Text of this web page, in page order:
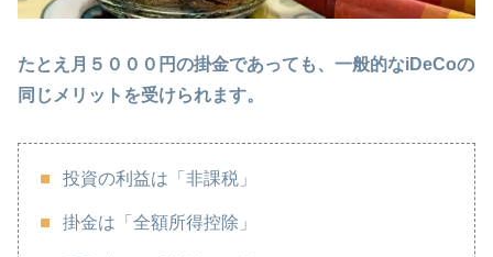
たとえ月５０００円の掛金であっても、一般的なiDeCoの
同じメリットを受けられます。
投資の利益は「非課税」
掛金は「全額所得控除」